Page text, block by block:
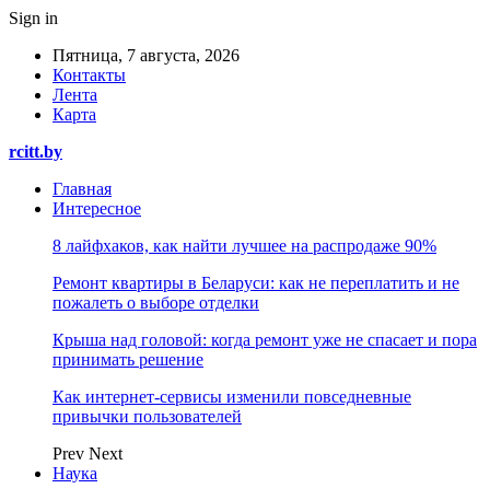
Sign in
Пятница, 7 августа, 2026
Контакты
Лента
Карта
rcitt.by
Главная
Интересное
8 лайфхаков, как найти лучшее на распродаже 90%
Ремонт квартиры в Беларуси: как не переплатить и не
пожалеть о выборе отделки
Крыша над головой: когда ремонт уже не спасает и пора
принимать решение
Как интернет-сервисы изменили повседневные
привычки пользователей
Prev Next
Наука